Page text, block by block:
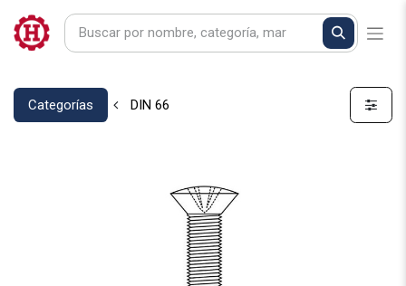
Categorías DIN 66